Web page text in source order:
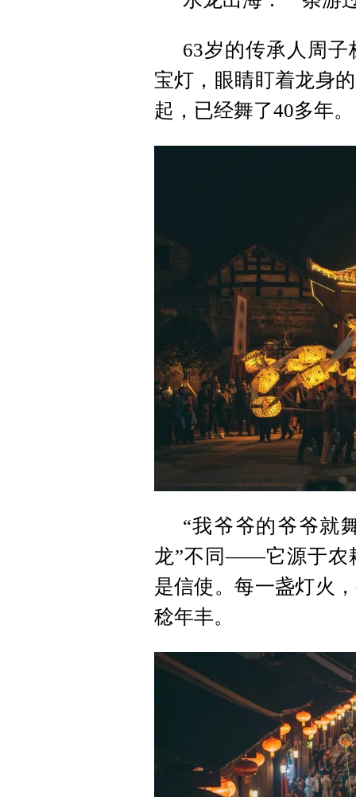
63岁的传承人周
宝灯，眼睛盯着龙身
起，已经舞了40多年。
“我爷爷的爷爷就
龙”不同——它源于农
是信使。每一盏灯火
稔年丰。